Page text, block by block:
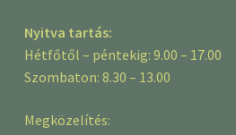
Nyitva tartás:
Hétfőtől – péntekig: 9.00 – 17.00
Szombaton: 8.30 – 13.00
Megközelítés: